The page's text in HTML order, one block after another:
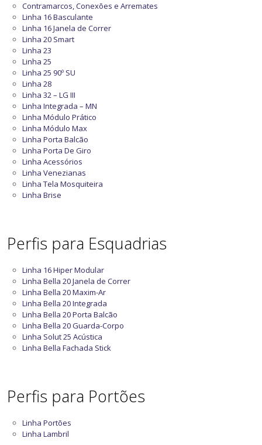
Contramarcos, Conexões e Arremates
Linha 16 Basculante
Linha 16 Janela de Correr
Linha 20 Smart
Linha 23
Linha 25
Linha 25 90º SU
Linha 28
Linha 32 – LG III
Linha Integrada – MN
Linha Módulo Prático
Linha Módulo Max
Linha Porta Balcão
Linha Porta De Giro
Linha Acessórios
Linha Venezianas
Linha Tela Mosquiteira
Linha Brise
Perfis para Esquadrias
Linha 16 Hiper Modular
Linha Bella 20 Janela de Correr
Linha Bella 20 Maxim-Ar
Linha Bella 20 Integrada
Linha Bella 20 Porta Balcão
Linha Bella 20 Guarda-Corpo
Linha Solut 25 Acústica
Linha Bella Fachada Stick
Perfis para Portões
Linha Portões
Linha Lambril